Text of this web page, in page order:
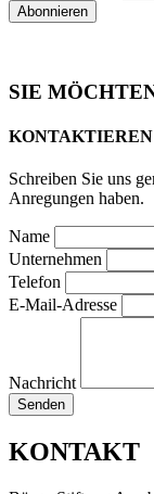
Abonnieren
SIE
KONTAKTIEREN
Schreiben Sie uns
Anregungen haben.
Name
Unternehmen
Telefon
E-Mail-Adresse
Nachricht
Senden
KONTAKT